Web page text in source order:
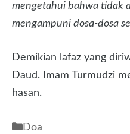
mengetahui bahwa tidak
mengampuni dosa-dosa
Demikian lafaz yang
Daud. Imam Turmudzi
hasan.
Kategori
Doa